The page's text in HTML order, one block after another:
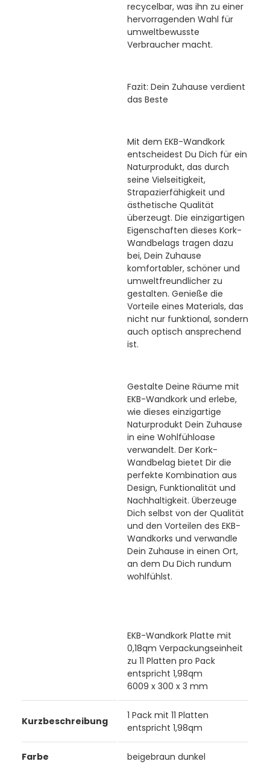
recycelbar, was ihn zu einer
hervorragenden Wahl für
umweltbewusste
Verbraucher macht.
Fazit: Dein Zuhause verdient
das Beste
Mit dem EKB-Wandkork
entscheidest Du Dich für ein
Naturprodukt, das durch
seine Vielseitigkeit,
Strapazierfähigkeit und
ästhetische Qualität
überzeugt. Die einzigartigen
Eigenschaften dieses Kork-
Wandbelags tragen dazu
bei, Dein Zuhause
komfortabler, schöner und
umweltfreundlicher zu
gestalten. Genieße die
Vorteile eines Materials, das
nicht nur funktional, sondern
auch optisch ansprechend
ist.
Gestalte Deine Räume mit
EKB-Wandkork und erlebe,
wie dieses einzigartige
Naturprodukt Dein Zuhause
in eine Wohlfühloase
verwandelt. Der Kork-
Wandbelag bietet Dir die
perfekte Kombination aus
Design, Funktionalität und
Nachhaltigkeit. Überzeuge
Dich selbst von der Qualität
und den Vorteilen des EKB-
Wandkorks und verwandle
Dein Zuhause in einen Ort,
an dem Du Dich rundum
wohlfühlst.
EKB-Wandkork Platte mit
0,18qm Verpackungseinheit
zu 11 Platten pro Pack
entspricht 1,98qm
6009 x 300 x 3 mm
Kurzbeschreibung
1 Pack mit 11 Platten
entspricht 1,98qm
Farbe beigebraun dunkel